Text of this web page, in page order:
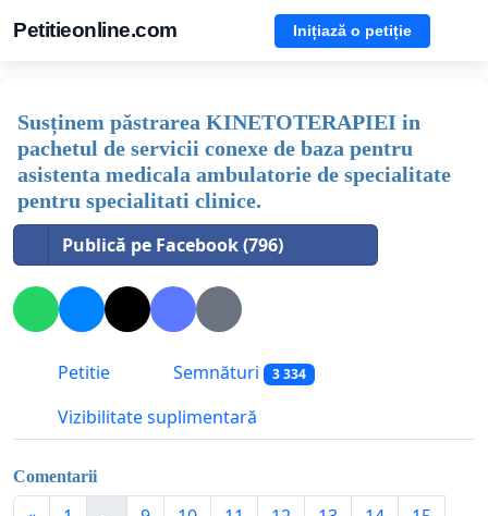
Petitieonline.com Inițiază o petiție
Susținem păstrarea KINETOTERAPIEI in
pachetul de servicii conexe de baza pentru
asistenta medicala ambulatorie de specialitate
pentru specialitati clinice.
Publică pe Facebook (796)
Petitie Semnături 3 334
Vizibilitate suplimentară
Comentarii